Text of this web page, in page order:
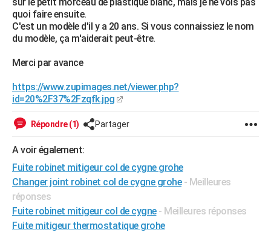
Guides de France
Escapades
Patrimoine
Expositions
Musées
Week-end nature
+LIFESTYLE
Modes de vie
Alimentation
Guide de la santé
Maladies
Médicaments
Sommeil
Destinations
City break
Voyage nature
Voyage de noces
Forum
Climat
+PHOTO
GUIDES D'ACHAT
BONS PLANS
CARTE DE VOEUX
Carte de Noël
Carte Bonne année
Carte Saint-Valentin
Carte Pâques
Carte d'anniversaire
DICTIONNAIRE
Dictionnaire
Biographies
Citations
Expressions
Proverbes
PROGRAMME TV
quoi faire ensuite.
C'est un modèle d'il y a 20 ans. Si vous connaissiez le nom
du modèle, ça m'aiderait peut-être.
Merci par avance
https://www.zupimages.net/viewer.php?
id=20%2F37%2Fzqfk.jpg
Répondre (1) Partager
A voir également:
Fuite robinet mitigeur col de cygne grohe
Changer joint robinet col de cygne grohe - Meilleures
réponses
Fuite robinet mitigeur col de cygne - Meilleures réponses
Fuite mitigeur thermostatique grohe